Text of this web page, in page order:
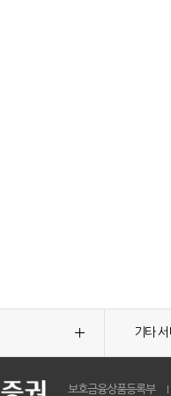
기타 서
보호금융상품등록부